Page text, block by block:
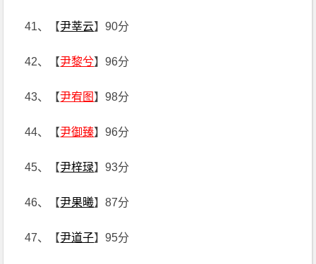
41、【尹莘云】90分
42、【尹黎兮】96分
43、【尹宥图 】98分
44、【尹御臻】96分
45、【尹梓琭】93分
46、【尹果曦】87分
47、【尹道子】95分